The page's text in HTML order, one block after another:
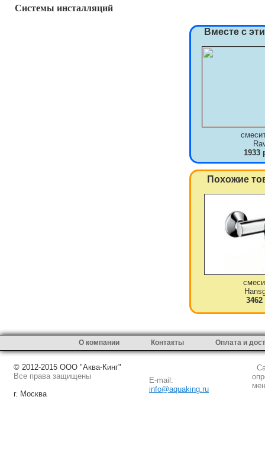
Системы инсталляций
Вместе с
1933
Похожие
3462
О компании Контакты Оплата и
© 2012-2015 ООО "Аква-Кинг"
Все права защищены
г. Москва
E-mail:
info@aquaking.ru